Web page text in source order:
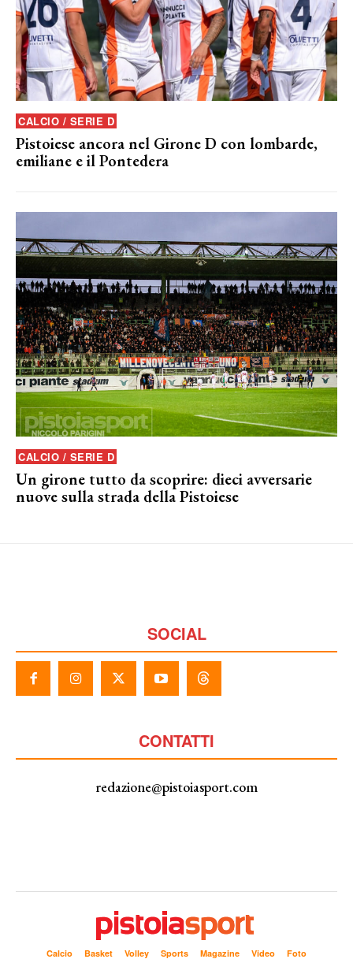
CALCIO / SERIE D
Pistoiese ancora nel Girone D con lombarde,
emiliane e il Pontedera
CALCIO / SERIE D
Un girone tutto da scoprire: dieci avversarie
nuove sulla strada della Pistoiese
SOCIAL
CONTATTI
redazione@pistoiasport.com
Calcio Basket Volley Sports Magazine Video Foto